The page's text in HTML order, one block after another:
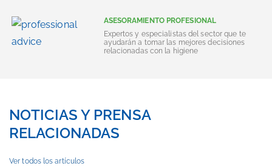
ASESORAMIENTO PROFESIONAL
Expertos y especialistas del sector que te
ayudarán a tomar las mejores decisiones
relacionadas con la higiene
NOTICIAS Y PRENSA
RELACIONADAS
Ver todos los artículos